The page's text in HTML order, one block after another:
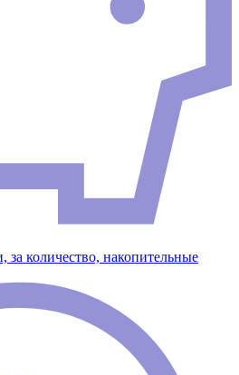
количество, накопительные